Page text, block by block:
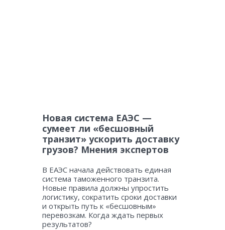
Новая система ЕАЭС —
сумеет ли «бесшовный
транзит» ускорить доставку
грузов? Мнения экспертов
В ЕАЭС начала действовать единая
система таможенного транзита.
Новые правила должны упростить
логистику, сократить сроки доставки
и открыть путь к «бесшовным»
перевозкам. Когда ждать первых
результатов?